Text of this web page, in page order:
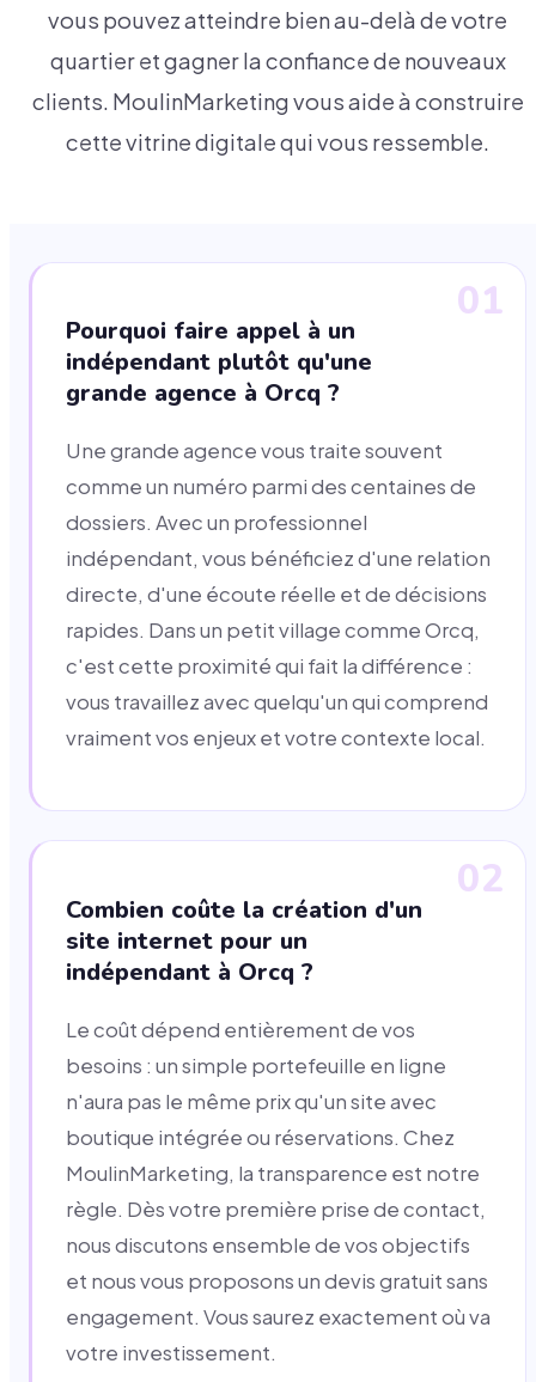
vous pouvez atteindre bien au-delà de votre
quartier et gagner la confiance de nouveaux
clients. MoulinMarketing vous aide à construire
cette vitrine digitale qui vous ressemble.
01
Pourquoi faire appel à un
indépendant plutôt qu'une
grande agence à Orcq ?
Une grande agence vous traite souvent
comme un numéro parmi des centaines de
dossiers. Avec un professionnel
indépendant, vous bénéficiez d'une relation
directe, d'une écoute réelle et de décisions
rapides. Dans un petit village comme Orcq,
c'est cette proximité qui fait la différence :
vous travaillez avec quelqu'un qui comprend
vraiment vos enjeux et votre contexte local.
02
Combien coûte la création d'un
site internet pour un
indépendant à Orcq ?
Le coût dépend entièrement de vos
besoins : un simple portefeuille en ligne
n'aura pas le même prix qu'un site avec
boutique intégrée ou réservations. Chez
MoulinMarketing, la transparence est notre
règle. Dès votre première prise de contact,
nous discutons ensemble de vos objectifs
et nous vous proposons un devis gratuit sans
engagement. Vous saurez exactement où va
votre investissement.